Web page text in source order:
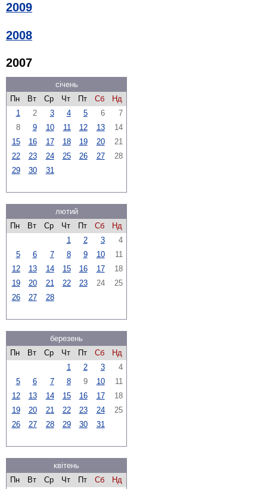
2009
2008
2007
січень
Пн
Вт Ср Чт Пт Сб
Нд
1
2 3 4 5 6
7
8
9 10 11 12 13
14
15
16 17 18 19 20
21
22
23 24 25 26 27
28
29
30 31
лютий
Пн
Вт Ср Чт Пт Сб
Нд
1
2 3
4
5
6 7 8 9 10
11
12
13 14 15 16 17
18
19
20 21 22 23 24
25
26
27 28
березень
Пн
Вт Ср Чт Пт Сб
Нд
1
2 3
4
5
6 7 8 9 10
11
12
13 14 15 16 17
18
19
20 21 22 23 24
25
26
27 28 29 30 31
квітень
Пн
Вт Ср Чт Пт Сб
Нд